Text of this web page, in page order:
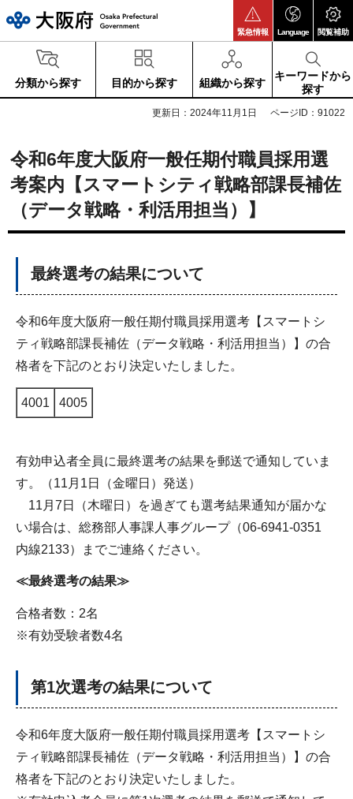
緊急情報 Language 閲覧補助
分類から探す 目的から探す 組織から探す
キーワードから
探す
更新日：2024年11月1日 ページID：91022
令和6年度大阪府一般任期付職員採用選
考案内【スマートシティ戦略部課長補佐
（データ戦略・利活用担当）】
最終選考の結果について
令和6年度大阪府一般任期付職員採用選考【スマートシ
ティ戦略部課長補佐（データ戦略・利活用担当）】の合
格者を下記のとおり決定いたしました。
4001 4005
有効申込者全員に最終選考の結果を郵送で通知していま
す。（11月1日（金曜日）発送）
11月7日（木曜日）を過ぎても選考結果通知が届かな
い場合は、総務部人事課人事グループ（06-6941-0351
内線2133）までご連絡ください。
≪最終選考の結果≫
合格者数：2名
※有効受験者数4名
第1次選考の結果について
令和6年度大阪府一般任期付職員採用選考【スマートシ
ティ戦略部課長補佐（データ戦略・利活用担当）】の合
格者を下記のとおり決定いたしました。